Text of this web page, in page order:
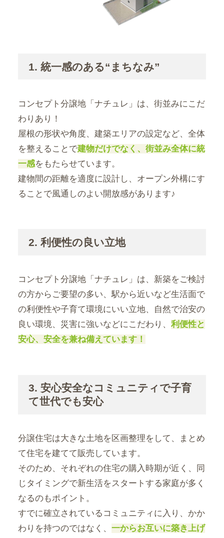
1. 統一感のある“まちなみ”
コンセプト分譲地「ナチュレ」は、街並みにこだ
わりあり！
屋根の形状や角度、建築エリアの設定など、全体
を整えることで建物だけでなく、街並み全体に統
一感をもたらせています。
建物間の距離を適度に設計し、オープン外構にす
ることで風通しのよい開放感があります♪
2. 利便性の良い立地
コンセプト分譲地「ナチュレ」は、新築をご検討
の方からご要望の多い、駅から近いなど生活面で
の利便性や子育て環境にいい立地、自然で治安の
良い環境、災害に強いなどにこだわり、 利便性と
安心、安全を兼ね備えています！
3. 安心安全なコミュニティで子育
て世代でも安心
分譲住宅は大きな土地を区画整理をして、まとめ
て住宅を建てて販売しています。
そのため、それぞれの住宅の購入時期が近く、同
じタイミングで新生活をスタートする家庭が多く
なるのもポイント。
すでに確立されているコミュニティに入り、かか
わりを持つのではなく、 一からお互いに築き上げ